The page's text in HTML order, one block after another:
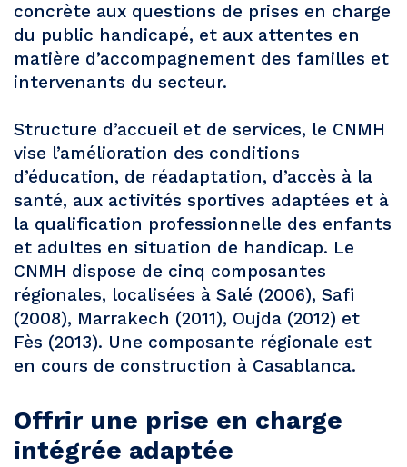
concrète aux questions de prises en charge
du public handicapé, et aux attentes en
matière d’accompagnement des familles et
intervenants du secteur.
Structure d’accueil et de services, le CNMH
vise l’amélioration des conditions
d’éducation, de réadaptation, d’accès à la
santé, aux activités sportives adaptées et à
la qualification professionnelle des enfants
et adultes en situation de handicap. Le
CNMH dispose de cinq composantes
régionales, localisées à Salé (2006), Safi
(2008), Marrakech (2011), Oujda (2012) et
Fès (2013). Une composante régionale est
en cours de construction à Casablanca.
Offrir une prise en charge
intégrée adaptée